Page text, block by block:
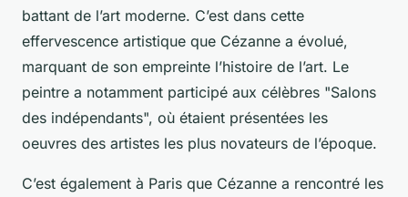
battant de l’art moderne. C’est dans cette
effervescence artistique que Cézanne a évolué,
marquant de son empreinte l’histoire de l’art. Le
peintre a notamment participé aux célèbres "Salons
des indépendants", où étaient présentées les
oeuvres des artistes les plus novateurs de l’époque.
C’est également à Paris que Cézanne a rencontré les